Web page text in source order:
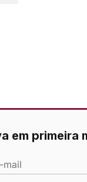
em primeira
mail